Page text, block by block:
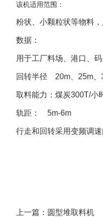
该机适用范围：
粉状、小颗粒状等物料
数据：
用于工厂料场、港口、
回转半径 20m、25m、
取料能力：煤炭300T/小
轨距： 5m-6m
行走和回转采用变频调
上一篇：圆型堆取料机